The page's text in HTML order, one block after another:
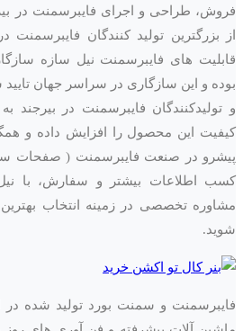
فروش، طراحی و اجرای فایبرسمنت در
از بزرگترین تولید کنندگان
قابلیت های فایبرسمنت نیل سازه
بوده و این سازگاری در سراسر جهان
و تولیدکنندگان فایبرسمنت در بیرجند
کیفیت این محصول را افزایش داده و
پیشرو در صنعت فایبرسمنت ( صفحات
کسب اطلاعات بیشتر و سفارش، با
مشاوره تخصصی در زمینه انتخاب
شوید.
فایبرسمنت و سمنت بورد تولید شده در